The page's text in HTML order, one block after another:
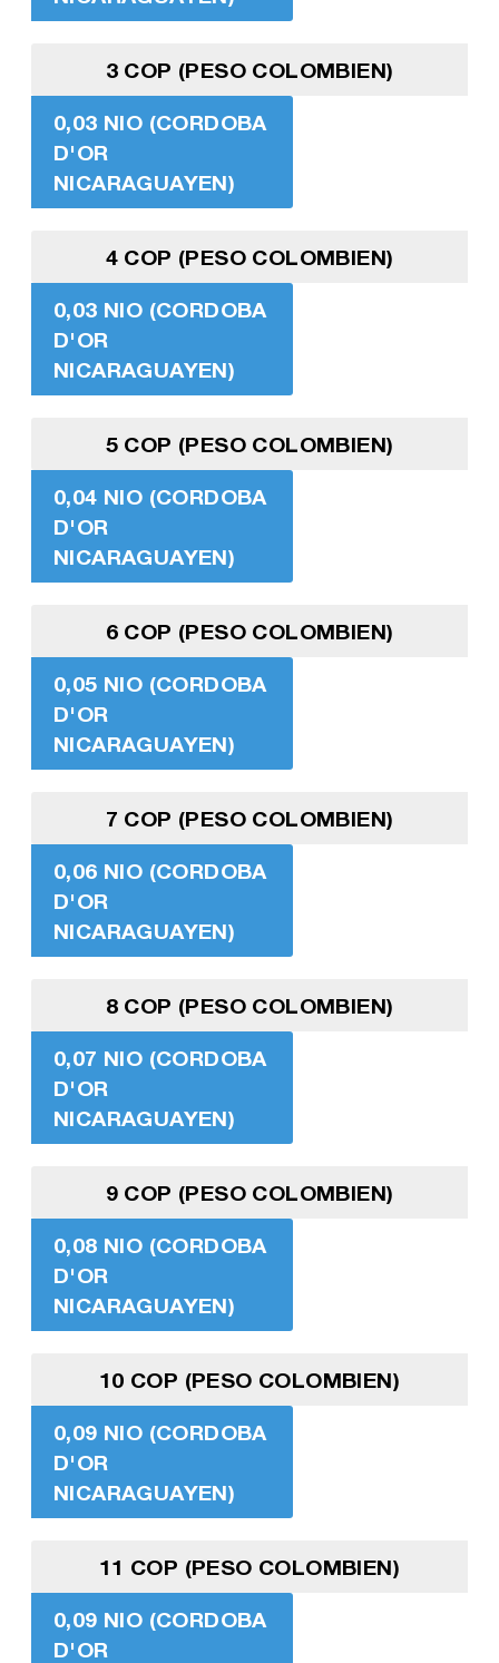
3 COP (PESO COLOMBIEN)
0,03 NIO (CORDOBA
D'OR
NICARAGUAYEN)
4 COP (PESO COLOMBIEN)
0,03 NIO (CORDOBA
D'OR
NICARAGUAYEN)
5 COP (PESO COLOMBIEN)
0,04 NIO (CORDOBA
D'OR
NICARAGUAYEN)
6 COP (PESO COLOMBIEN)
0,05 NIO (CORDOBA
D'OR
NICARAGUAYEN)
7 COP (PESO COLOMBIEN)
0,06 NIO (CORDOBA
D'OR
NICARAGUAYEN)
8 COP (PESO COLOMBIEN)
0,07 NIO (CORDOBA
D'OR
NICARAGUAYEN)
9 COP (PESO COLOMBIEN)
0,08 NIO (CORDOBA
D'OR
NICARAGUAYEN)
10 COP (PESO COLOMBIEN)
0,09 NIO (CORDOBA
D'OR
NICARAGUAYEN)
11 COP (PESO COLOMBIEN)
0,09 NIO (CORDOBA
D'OR